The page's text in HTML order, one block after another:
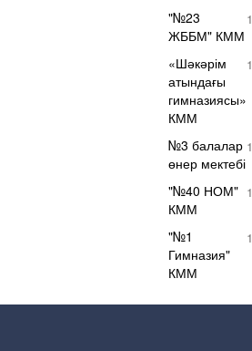
"№23
ЖББМ" КММ
«Шәкәрім
атындағы
гимназиясы»
КММ
№3 балалар
өнер мектебі
"№40 НОМ"
КММ
"№1
Гимназия"
КММ